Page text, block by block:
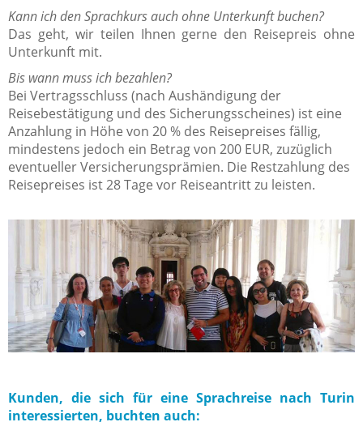
Kann ich den Sprachkurs auch ohne Unterkunft buchen?
Das geht, wir teilen Ihnen gerne den Reisepreis ohne
Unterkunft mit.
Bis wann muss ich bezahlen?
Bei Vertragsschluss (nach Aushändigung der
Reisebestätigung und des Sicherungsscheines) ist eine
Anzahlung in Höhe von 20 % des Reisepreises fällig,
mindestens jedoch ein Betrag von 200 EUR, zuzüglich
eventueller Versicherungsprämien. Die Restzahlung des
Reisepreises ist 28 Tage vor Reiseantritt zu leisten.
Kunden, die sich für eine Sprachreise nach Turin
interessierten, buchten auch: